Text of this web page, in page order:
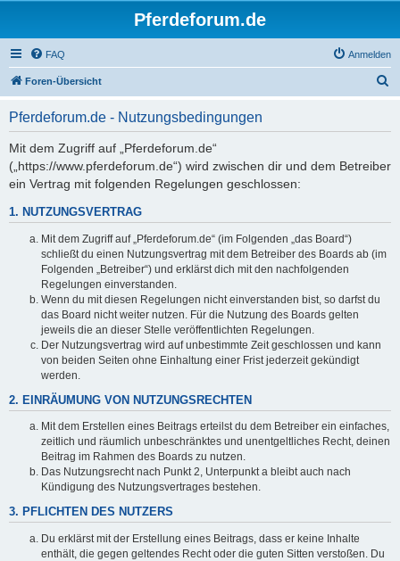
Pferdeforum.de
FAQ Anmelden
Foren-Übersicht
e
Pferdeforum.de - Nutzungsbedingungen
Mit dem Zugriff auf „Pferdeforum.de“
(„https://www.pferdeforum.de“) wird zwischen dir und dem Betreiber
ein Vertrag mit folgenden Regelungen geschlossen:
1. NUTZUNGSVERTRAG
Mit dem Zugriff auf „Pferdeforum.de“ (im Folgenden „das Board“)
schließt du einen Nutzungsvertrag mit dem Betreiber des Boards ab (im
Folgenden „Betreiber“) und erklärst dich mit den nachfolgenden
Regelungen einverstanden.
Wenn du mit diesen Regelungen nicht einverstanden bist, so darfst du
das Board nicht weiter nutzen. Für die Nutzung des Boards gelten
jeweils die an dieser Stelle veröffentlichten Regelungen.
Der Nutzungsvertrag wird auf unbestimmte Zeit geschlossen und kann
von beiden Seiten ohne Einhaltung einer Frist jederzeit gekündigt
werden.
2. EINRÄUMUNG VON NUTZUNGSRECHTEN
Mit dem Erstellen eines Beitrags erteilst du dem Betreiber ein einfaches,
zeitlich und räumlich unbeschränktes und unentgeltliches Recht, deinen
Beitrag im Rahmen des Boards zu nutzen.
Das Nutzungsrecht nach Punkt 2, Unterpunkt a bleibt auch nach
Kündigung des Nutzungsvertrages bestehen.
3. PFLICHTEN DES NUTZERS
Du erklärst mit der Erstellung eines Beitrags, dass er keine Inhalte
enthält, die gegen geltendes Recht oder die guten Sitten verstoßen. Du